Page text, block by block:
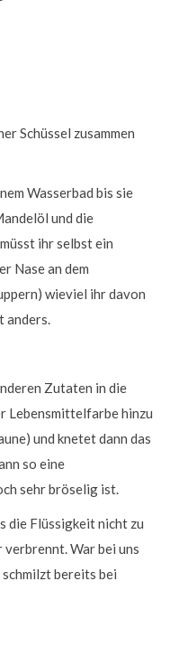
Schüssel zusammen
Wasserbad bis sie
und die
ihr selbst ein
Nase an dem
wieviel ihr davon
anders.
Zutaten in die
Lebensmittelfarbe hinzu
und knetet dann das
so eine
sehr bröselig ist.
die Flüssigkeit nicht zu
verbrennt. War bei uns
bereits bei